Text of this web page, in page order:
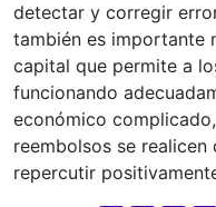
detectar y corregir
también es importante
capital que permite a
funcionando
económico
reembolsos se
repercutir